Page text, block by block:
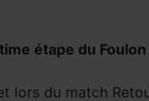
étape du
du match